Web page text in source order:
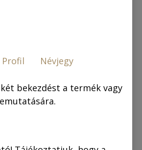
ostroma
Profil Névjegy
bekezdést a termék vagy